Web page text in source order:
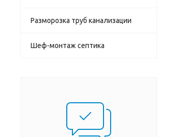
Разморозка труб канализации
Шеф-монтаж септика